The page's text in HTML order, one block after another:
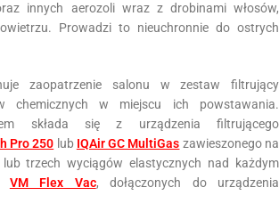
innych aerozoli wraz z drobinami włosów,
Prowadzi to nieuchronnie do ostrych
zaopatrzenie salonu w zestaw filtrujący
chemicznych w miejscu ich powstawania.
składa się z urządzenia filtrującego
Pro 250 lub IQAir GC MultiGas zawieszonego na
trzech wyciągów elastycznych nad każdym
VM Flex Vac, dołączonych do urządzenia